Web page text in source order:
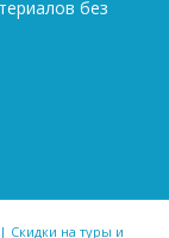
без
Скидки на туры и